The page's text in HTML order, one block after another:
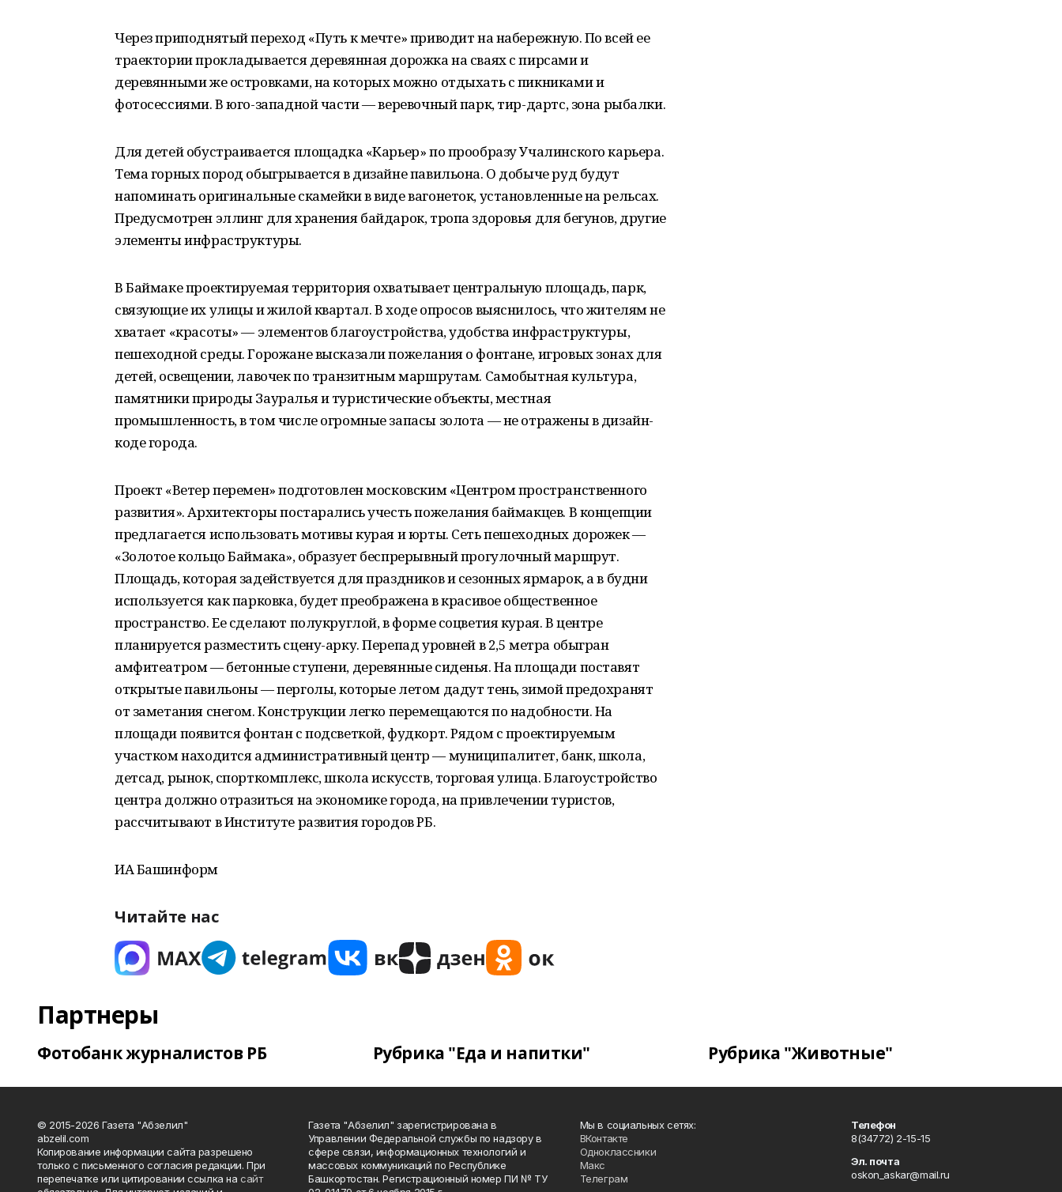
Через приподнятый переход «Путь к мечте» приводит на набережную. По всей ее
траектории прокладывается деревянная дорожка на сваях с пирсами и
деревянными же островками, на которых можно отдыхать с пикниками и
фотосессиями. В юго-западной части — веревочный парк, тир-дартс, зона рыбалки.
Для детей обустраивается площадка «Карьер» по прообразу Учалинского карьера.
Тема горных пород обыгрывается в дизайне павильона. О добыче руд будут
напоминать оригинальные скамейки в виде вагонеток, установленные на рельсах.
Предусмотрен эллинг для хранения байдарок, тропа здоровья для бегунов, другие
элементы инфраструктуры.
В Баймаке проектируемая территория охватывает центральную площадь, парк,
связующие их улицы и жилой квартал. В ходе опросов выяснилось, что жителям не
хватает «красоты» — элементов благоустройства, удобства инфраструктуры,
пешеходной среды. Горожане высказали пожелания о фонтане, игровых зонах для
детей, освещении, лавочек по транзитным маршрутам. Самобытная культура,
памятники природы Зауралья и туристические объекты, местная
промышленность, в том числе огромные запасы золота — не отражены в дизайн-
коде города.
Проект «Ветер перемен» подготовлен московским «Центром пространственного
развития». Архитекторы постарались учесть пожелания баймакцев. В концепции
предлагается использовать мотивы курая и юрты. Сеть пешеходных дорожек —
«Золотое кольцо Баймака», образует беспрерывный прогулочный маршрут.
Площадь, которая задействуется для праздников и сезонных ярмарок, а в будни
используется как парковка, будет преображена в красивое общественное
пространство. Ее сделают полукруглой, в форме соцветия курая. В центре
планируется разместить сцену-арку. Перепад уровней в 2,5 метра обыгран
амфитеатром — бетонные ступени, деревянные сиденья. На площади поставят
открытые павильоны — перголы, которые летом дадут тень, зимой предохранят
от заметания снегом. Конструкции легко перемещаются по надобности. На
площади появится фонтан с подсветкой, фудкорт. Рядом с проектируемым
участком находится административный центр — муниципалитет, банк, школа,
детсад, рынок, спорткомплекс, школа искусств, торговая улица. Благоустройство
центра должно отразиться на экономике города, на привлечении туристов,
рассчитывают в Институте развития городов РБ.
ИА Башинформ
Читайте нас
Партнеры
Фотобанк журналистов РБ Рубрика "Еда и напитки" Рубрика "Животные"
© 2015-2026 Газета "Абзелил"
abzelil.com
Копирование информации сайта разрешено
только с письменного согласия редакции. При
перепечатке или цитировании ссылка на сайт
Газета "Абзелил" зарегистрирована в
Управлении Федеральной службы по надзору в
сфере связи, информационных технологий и
массовых коммуникаций по Республике
Башкортостан. Регистрационный номер ПИ № ТУ
Мы в социальных сетях:
ВКонтакте
Одноклассники
Макс
Телеграм
Телефон
8(34772) 2-15-15
Эл. почта
oskon_askar@mail.ru